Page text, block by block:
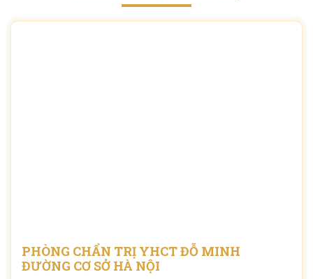
PHÒNG CHẨN TRỊ YHCT ĐỖ MINH
ĐƯỜNG CƠ SỞ HÀ NỘI